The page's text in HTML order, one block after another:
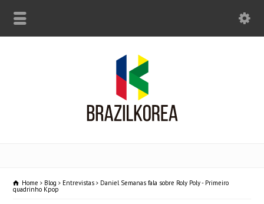
Home Blog Entrevistas Daniel Semanas fala sobre Roly Poly - Primeiro
quadrinho Kpop